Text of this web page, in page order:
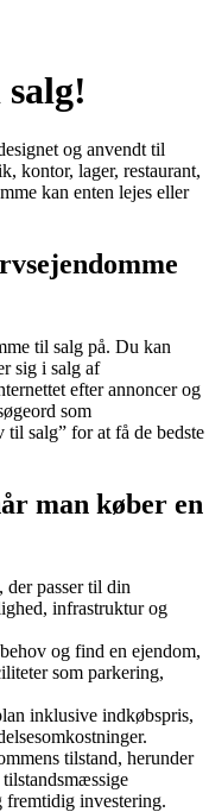
og anvendt til
kontor, lager, restaurant,
kan enten lejes eller
til salg på. Du kan
sig i salg af
efter annoncer og
som
til salg” for at få de bedste
man køber en
passer til din
infrastruktur og
og find en ejendom,
som parkering,
inklusive indkøbspris,
tilstand, herunder
investering.